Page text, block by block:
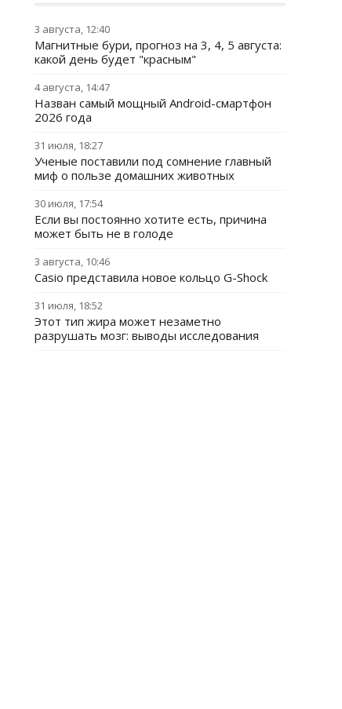
3 августа, 12:40
Магнитные бури, прогноз на 3, 4, 5 августа:
какой день будет "красным"
4 августа, 14:47
Назван самый мощный Android-смартфон
2026 года
31 июля, 18:27
Ученые поставили под сомнение главный
миф о пользе домашних животных
30 июля, 17:54
Если вы постоянно хотите есть, причина
может быть не в голоде
3 августа, 10:46
Casio представила новое кольцо G-Shock
31 июля, 18:52
Этот тип жира может незаметно
разрушать мозг: выводы исследования